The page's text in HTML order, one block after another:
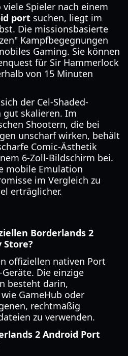
Spieler nach einem
port suchen, liegt im
Die missionsbasierte
Kampfbegegnungen
Gaming. Sie können
für Sir Hammerlock
von 15 Minuten
der Cel-Shaded-
skalieren. Im
Shootern, die bei
unscharf wirken, behält
Comic-Ästhetik
6-Zoll-Bildschirm bei.
mobile Emulation
im Vergleich zu
erträglicher.
Borderlands 2
Store?
offiziellen nativen Port
Die einzige
besteht darin,
GameHub oder
rechtmäßig
zu verwenden.
2 Android Port